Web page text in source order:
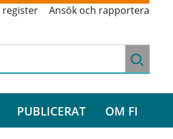
register Ansök och rapportera
PUBLICERAT OM FI